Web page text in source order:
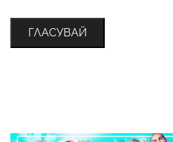
ГЛАСУВАЙ